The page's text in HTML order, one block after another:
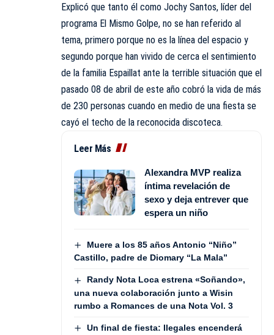
Explicó que tanto él como Jochy Santos, líder del
programa El Mismo Golpe, no se han referido al
tema, primero porque no es la línea del espacio y
segundo porque han vivido de cerca el sentimiento
de la familia Espaillat ante la terrible situación que el
pasado 08 de abril de este año cobró la vida de más
de 230 personas cuando en medio de una fiesta se
cayó el techo de la reconocida discoteca.
Leer Más
Alexandra MVP realiza
íntima revelación de
sexo y deja entrever que
espera un niño
Muere a los 85 años Antonio “Niño”
Castillo, padre de Diomary “La Mala”
Randy Nota Loca estrena «Soñando»,
una nueva colaboración junto a Wisin
rumbo a Romances de una Nota Vol. 3
Un final de fiesta: Ilegales encenderá